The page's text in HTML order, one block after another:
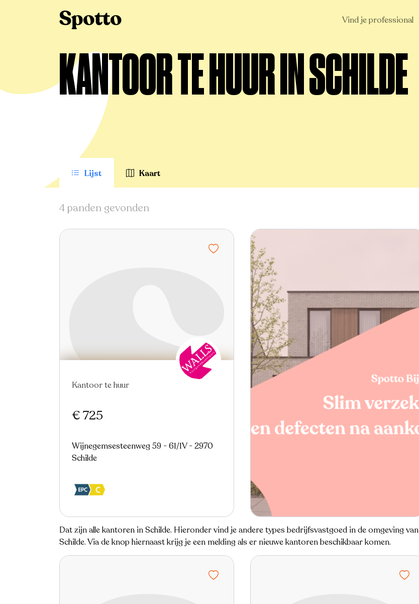
Vind je professional
KANTOOR TE HUUR IN SCHILDE
Lijst Kaart
4 panden gevonden
Kantoor te huur
€ 725
Wijnegemsesteenweg 59 - 61/1V - 2970
Schilde
Dat zijn alle kantoren in Schilde. Hieronder vind je andere types bedrijfsvastgoed in de omgeving van
Schilde. Via de knop hiernaast krijg je een melding als er nieuwe kantoren beschikbaar komen.